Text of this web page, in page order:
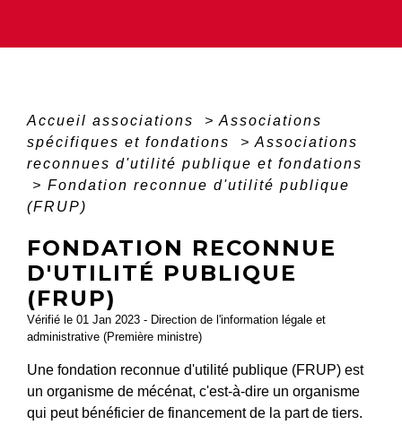
Accueil associations > Associations
spécifiques et fondations
> Associations
reconnues d'utilité publique et fondations
> Fondation reconnue d'utilité publique
(FRUP)
FONDATION RECONNUE
D'UTILITÉ PUBLIQUE
(FRUP)
Vérifié le 01 Jan 2023 - Direction de l'information légale et
administrative (Première ministre)
Une fondation reconnue d'utilité publique (FRUP) est
un organisme de mécénat, c'est-à-dire un organisme
qui peut bénéficier de financement de la part de tiers.